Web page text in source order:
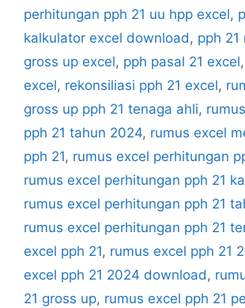
perhitungan pph 21 uu hpp excel,
kalkulator excel download, pph 21
gross up excel, pph pasal 21 excel,
excel, rekonsiliasi pph 21 excel,
gross up pph 21 tenaga ahli,
pph 21 tahun 2024, rumus excel
pph 21, rumus excel perhitungan
rumus excel perhitungan pph 21
rumus excel perhitungan pph 21
rumus excel perhitungan pph 21
excel pph 21, rumus excel pph 21
excel pph 21 2024 download,
21 gross up, rumus excel pph 21